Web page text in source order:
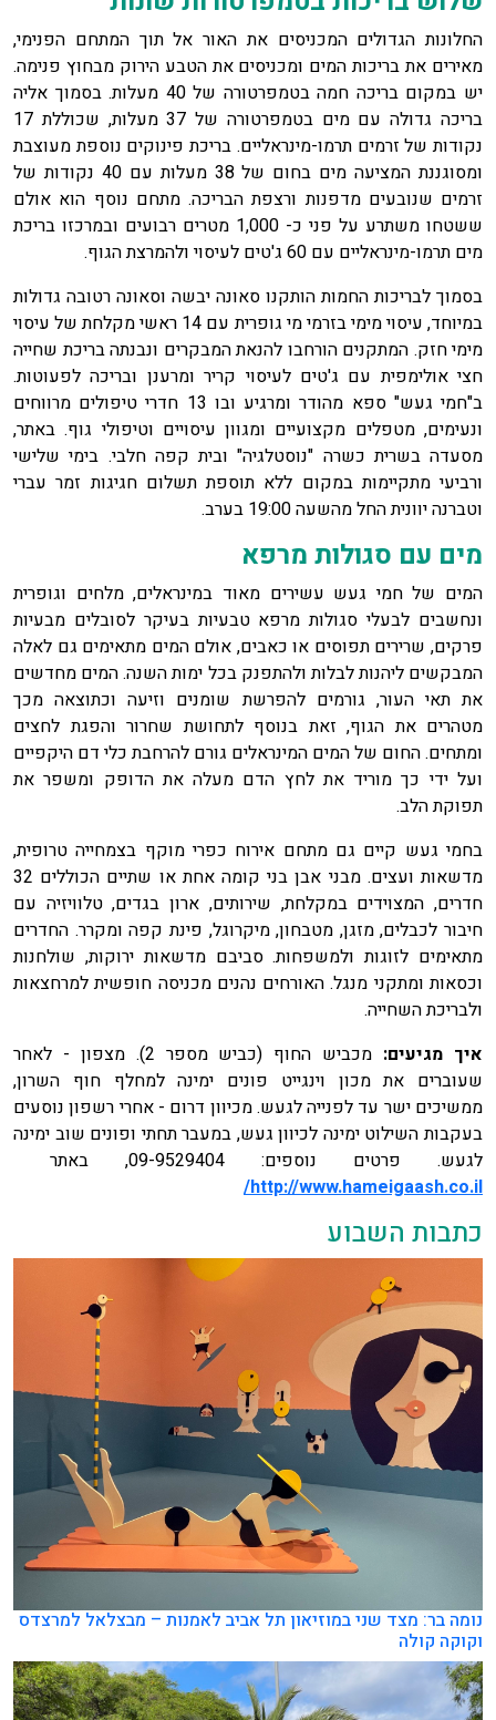
החלונות הגדולים המכניסים את האור אל תוך המתחם הפנימי,
מאירים את בריכות המים ומכניסים את הטבע הירוק מבחוץ פנימה.
יש במקום בריכה חמה בטמפרטורה של 40 מעלות. בסמוך אליה
בריכה גדולה עם מים בטמפרטורה של 37 מעלות, שכוללת 17
נקודות של זרמים תרמו-מינראליים. בריכת פינוקים נוספת מעוצבת
ומסוגננת המציעה מים בחום של 38 מעלות עם 40 נקודות של
זרמים שנובעים מדפנות ורצפת הבריכה. מתחם נוסף הוא אולם
ששטחו משתרע על פני כ- 1,000 מטרים רבועים ובמרכזו בריכת
מים תרמו-מינראליים עם 60 ג'טים לעיסוי ולהמרצת הגוף.
בסמוך לבריכות החמות הותקנו סאונה יבשה וסאונה רטובה גדולות
במיוחד, עיסוי מימי בזרמי מי גופרית עם 14 ראשי מקלחת של עיסוי
מימי חזק. המתקנים הורחבו להנאת המבקרים ונבנתה בריכת שחייה
חצי אולימפית עם ג'טים לעיסוי קריר ומרענן ובריכה לפעוטות.
ב"חמי געש" ספא מהודר ומרגיע ובו 13 חדרי טיפולים מרווחים
ונעימים, מטפלים מקצועיים ומגוון עיסויים וטיפולי גוף. באתר,
מסעדה בשרית כשרה "נוסטלגיה" ובית קפה חלבי. בימי שלישי
ורביעי מתקיימות במקום ללא תוספת תשלום חגיגות זמר עברי
וטברנה יוונית החל מהשעה 19:00 בערב.
מים עם סגולות מרפא
המים של חמי געש עשירים מאוד במינראלים, מלחים וגופרית
ונחשבים לבעלי סגולות מרפא טבעיות בעיקר לסובלים מבעיות
פרקים, שרירים תפוסים או כאבים, אולם המים מתאימים גם לאלה
המבקשים ליהנות לבלות ולהתפנק בכל ימות השנה. המים מחדשים
את תאי העור, גורמים להפרשת שומנים וזיעה וכתוצאה מכך
מטהרים את הגוף, זאת בנוסף לתחושת שחרור והפגת לחצים
ומתחים. החום של המים המינראלים גורם להרחבת כלי דם היקפיים
ועל ידי כך מוריד את לחץ הדם מעלה את הדופק ומשפר את
תפוקת הלב.
בחמי געש קיים גם מתחם אירוח כפרי מוקף בצמחייה טרופית,
מדשאות ועצים. מבני אבן בני קומה אחת או שתיים הכוללים 32
חדרים, המצוידים במקלחת, שירותים, ארון בגדים, טלוויזיה עם
חיבור לכבלים, מזגן, מטבחון, מיקרוגל, פינת קפה ומקרר. החדרים
מתאימים לזוגות ולמשפחות. סביבם מדשאות ירוקות, שולחנות
וכסאות ומתקני מנגל. האורחים נהנים מכניסה חופשית למרחצאות
ולבריכת השחייה.
איך מגיעים:
מכביש החוף (כביש מספר 2). מצפון - לאחר
שעוברים את מכון וינגייט פונים ימינה למחלף חוף השרון,
ממשיכים ישר עד לפנייה לגעש. מכיוון דרום - אחרי רשפון נוסעים
בעקבות השילוט ימינה לכיוון געש, במעבר תחתי ופונים שוב ימינה
לגעש. פרטים נוספים: 09-9529404,
באתר
http://www.hameigaash.co.il/
כתבות השבוע
נומה בר: מצד שני במוזיאון תל אביב לאמנות – מבצלאל למרצדס
וקוקה קולה